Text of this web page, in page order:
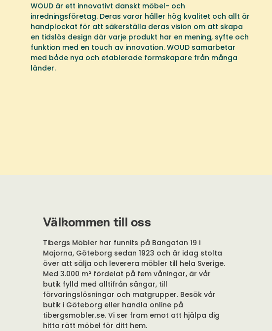
WOUD är ett innovativt danskt möbel- och
inredningsföretag. Deras varor håller hög kvalitet och allt är
handplockat för att säkerställa deras vision om att skapa
en tidslös design där varje produkt har en mening, syfte och
funktion med en touch av innovation. WOUD samarbetar
med både nya och etablerade formskapare från många
länder.
Välkommen till oss
Tibergs Möbler har funnits på Bangatan 19 i
Majorna, Göteborg sedan 1923 och är idag stolta
över att sälja och leverera möbler till hela Sverige.
Med 3.000 m² fördelat på fem våningar, är vår
butik fylld med alltifrån sängar, till
förvaringslösningar och matgrupper. Besök vår
butik i Göteborg eller handla online på
tibergsmobler.se. Vi ser fram emot att hjälpa dig
hitta rätt möbel för ditt hem.